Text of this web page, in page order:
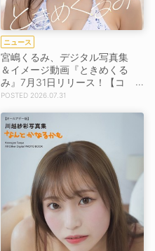
ニュース
宮嶋くるみ、デジタル写真集
＆イメージ動画『ときめくる
み』7月31日リリース！【コ
メントあり】
2026.07.31